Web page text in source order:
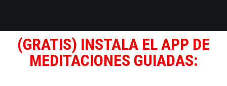
(GRATIS) INSTALA EL APP DE
MEDITACIONES GUIADAS: